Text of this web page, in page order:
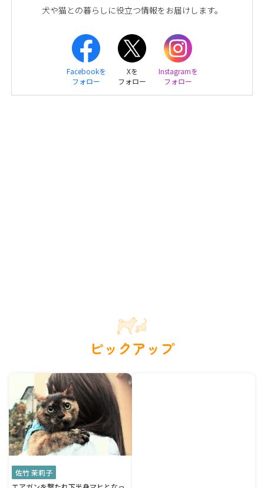
犬や猫との暮らしに役立つ情報をお届けします。
Facebookを
フォロー
Xを
フォロー
Instagramを
フォロー
ピックアップ
佐竹 茉莉子